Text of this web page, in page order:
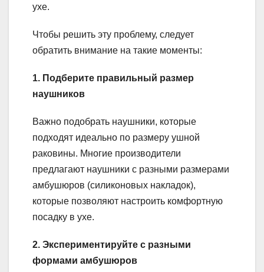
ухе.
Чтобы решить эту проблему, следует
обратить внимание на такие моменты:
1. Подберите правильный размер
наушников
Важно подобрать наушники, которые
подходят идеально по размеру ушной
раковины. Многие производители
предлагают наушники с разными размерами
амбушюров (силиконовых накладок),
которые позволяют настроить комфортную
посадку в ухе.
2. Экспериментируйте с разными
формами амбушюров